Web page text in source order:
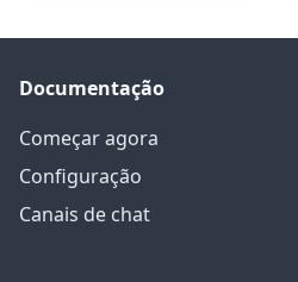
Documentação
Começar agora
Configuração
Canais de chat